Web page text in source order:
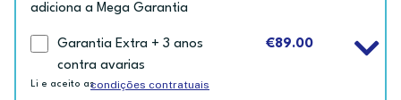
adiciona a Mega Garantia
Garantia Extra + 3 anos
contra avarias
€89.00
Li e aceito ascondições contratuais